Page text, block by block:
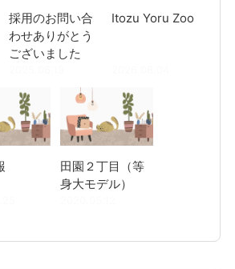
採用のお問い合
わせありがとう
ございました
Itozu Yoru Zoo
田園２丁目（等
身大モデル）